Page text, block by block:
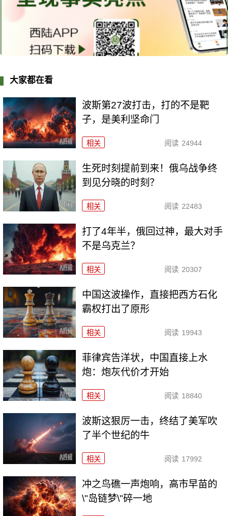
大家都在看
波斯第27波打击，打的不是靶
子，是美利坚命门
相关 阅读 24944
生死时刻提前到来！俄乌战争终
到见分晓的时刻？
相关 阅读 22483
打了4年半，俄回过神，最大对手
不是乌克兰？
相关 阅读 20307
中国这波操作，直接把西方石化
霸权打出了原形
相关 阅读 19943
菲律宾告洋状，中国直接上水
炮：炮灰代价才开始
相关 阅读 18840
波斯这狠厉一击，终结了美军吹
了半个世纪的牛
相关 阅读 17992
冲之鸟礁一声炮响，高市早苗的
\"岛链梦\"碎一地